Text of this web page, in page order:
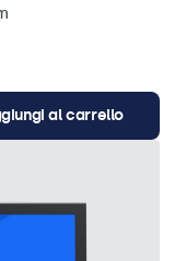
al carrello